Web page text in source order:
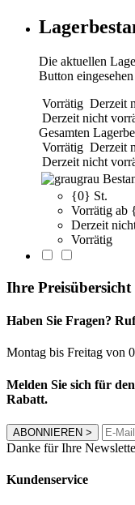
Die aktuellen
Button
Vorrätig Derzeit
Derzeit nicht
Gesamten
Vorrätig Derzeit
Derzeit nicht
grau
{0} St.
Vorrätig ab
Derzeit
Vorrätig
Ihre Preisübersicht
Haben Sie Fragen?
Montag bis Freitag von
Melden Sie sich für
Rabatt.
ABONNIEREN >
Danke für Ihre
Kundenservice